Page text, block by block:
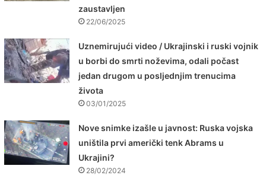
zaustavljen
22/06/2025
Uznemirujući video / Ukrajinski i ruski vojnik
u borbi do smrti noževima, odali počast
jedan drugom u posljednjim trenucima
života
03/01/2025
Nove snimke izašle u javnost: Ruska vojska
uništila prvi američki tenk Abrams u
Ukrajini?
28/02/2024